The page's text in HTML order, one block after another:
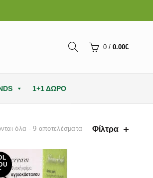
0 / 0.00€
1+1 ΔΩΡΟ
όλα - 9 αποτελέσματα Φίλτρα